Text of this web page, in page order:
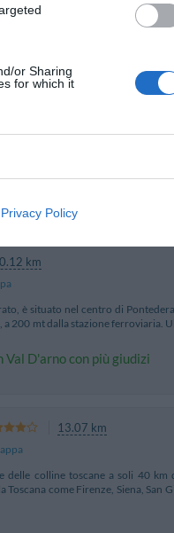
or Sharing
for which it
Privacy Policy
padronale del 700 con 4
arredate con mobili di
km
è situato nel centro di
a 200 mt dalla stazione ferroviaria.
D'arno con più giudizi
13.07 km
delle colline toscane a soli 40 km
come Firenze, Siena, San